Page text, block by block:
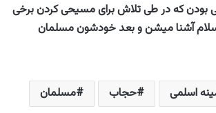
بودن که در طی تلاش برای مسیحی کردن برخی
آشنا میشن و بعد خودشون مسلمان
اسلمی حجاب
مسلمان